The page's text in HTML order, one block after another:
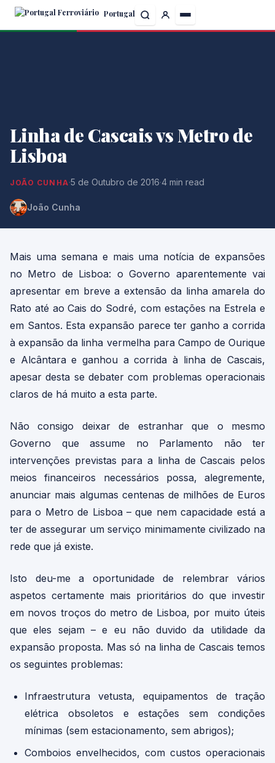
Skip
Portugal
Linha de Cascais vs Metro de
Lisboa
JOÃO CUNHA·5 de Outubro de 2016·4 min read
João Cunha
Mais uma semana e mais uma notícia de expansões
no Metro de Lisboa: o Governo aparentemente vai
apresentar em breve a extensão da linha amarela do
Rato até ao Cais do Sodré, com estações na Estrela e
em Santos. Esta expansão parece ter ganho a corrida
à expansão da linha vermelha para Campo de Ourique
e Alcântara e ganhou a corrida à linha de Cascais,
apesar desta se debater com problemas operacionais
claros de há muito a esta parte.
Não consigo deixar de estranhar que o mesmo
Governo que assume no Parlamento não ter
intervenções previstas para a linha de Cascais pelos
meios financeiros necessários possa, alegremente,
anunciar mais algumas centenas de milhões de Euros
para o Metro de Lisboa – que nem capacidade está a
ter de assegurar um serviço minimamente civilizado na
rede que já existe.
Isto deu-me a oportunidade de relembrar vários
aspetos certamente mais prioritários do que investir
em novos troços do metro de Lisboa, por muito úteis
que eles sejam – e eu não duvido da utilidade da
expansão proposta. Mas só na linha de Cascais temos
os seguintes problemas:
Infraestrutura vetusta, equipamentos de tração
elétrica obsoletos e estações sem condições
mínimas (sem estacionamento, sem abrigos);
Comboios envelhecidos, com custos operacionais